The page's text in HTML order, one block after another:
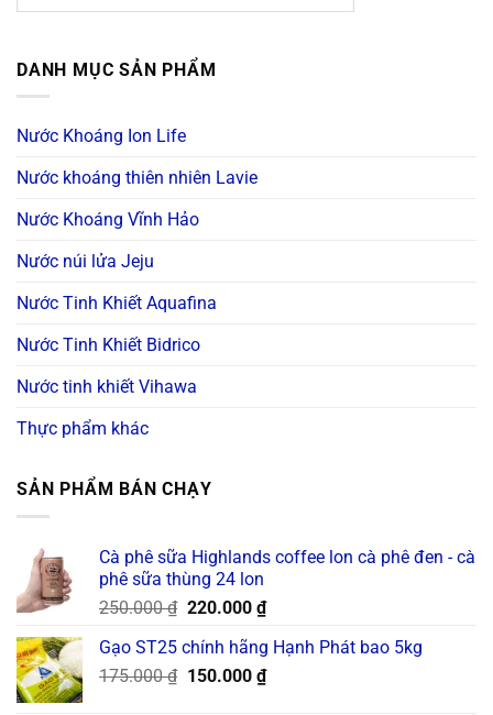
DANH MỤC SẢN PHẨM
Nước Khoáng Ion Life
Nước khoáng thiên nhiên Lavie
Nước Khoáng Vĩnh Hảo
Nước núi lửa Jeju
Nước Tinh Khiết Aquafina
Nước Tinh Khiết Bidrico
Nước tinh khiết Vihawa
Thực phẩm khác
SẢN PHẨM BÁN CHẠY
Cà phê sữa Highlands coffee lon cà phê đen - cà
phê sữa thùng 24 lon
250.000₫ Original
was:
250.000 ₫.
220.000 ₫Current
is:
220.000 ₫.
Gạo ST25 chính hãng Hạnh Phát bao 5kg
175.000₫ Original
150.000 ₫Current